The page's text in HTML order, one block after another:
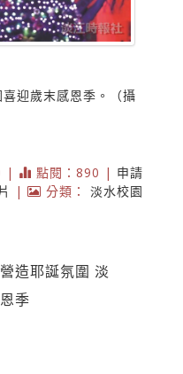
迎歲末感恩季。（攝
| 點閱：890 | 申請
| 分類： 淡水校園
造耶誕氛圍 淡
季